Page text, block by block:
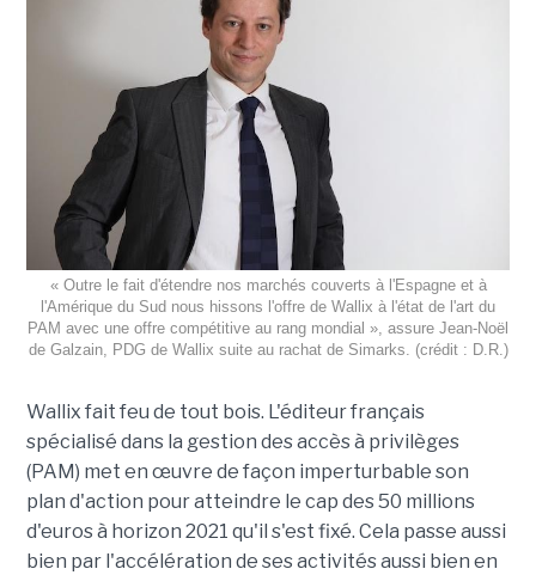
« Outre le fait d'étendre nos marchés couverts à l'Espagne et à
l'Amérique du Sud nous hissons l'offre de Wallix à l'état de l'art du
PAM avec une offre compétitive au rang mondial », assure Jean-Noël
de Galzain, PDG de Wallix suite au rachat de Simarks. (crédit : D.R.)
Wallix fait feu de tout bois. L'éditeur français
spécialisé dans la gestion des accès à privilèges
(PAM) met en œuvre de façon imperturbable son
plan d'action pour atteindre le cap des 50 millions
d'euros à horizon 2021 qu'il s'est fixé. Cela passe aussi
bien par l'accélération de ses activités aussi bien en